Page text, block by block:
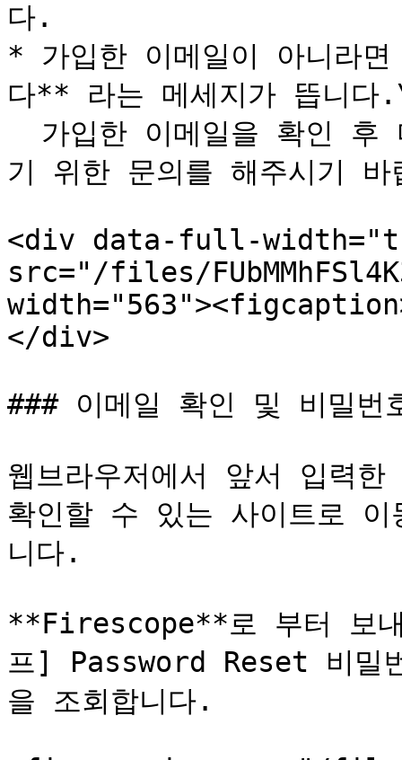
다.
* 가입한 이메일이 아니라
다** 라는 메세지가 뜹니다
기 위한 문의를 해주시기 바
<div data-full-
src="/files/
</div>
### 이메일 확인 및 비밀번
웹브라우저에서 앞서 입력
확인할 수 있는 사이트로
니다.
**Firescope**로 부터 보
프] Password Reset 비밀
을 조회합니다.